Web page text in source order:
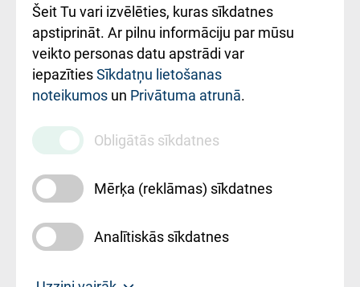
Rekvizīti un
ārstniecības
iestādes kods
010000234
Maksas
pakalpojumu
cenrādis
Šeit Tu vari izvēlēties, kuras sīkdatnes
apstiprināt. Ar pilnu informāciju par mūsu
veikto personas datu apstrādi var
iepazītiesSīkdatņu lietošanas
noteikumos un Privātuma atrunā.
Obligātās sīkdatnes
Mērķa (reklāmas) sīkdatnes
Analītiskās sīkdatnes